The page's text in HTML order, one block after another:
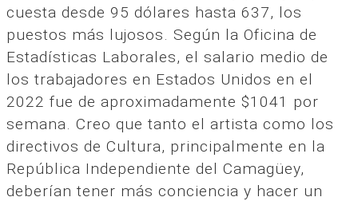
cuesta desde 95 dólares hasta 637, los
puestos más lujosos. Según la Oficina de
Estadísticas Laborales, el salario medio de
los trabajadores en Estados Unidos en el
2022 fue de aproximadamente $1041 por
semana. Creo que tanto el artista como los
directivos de Cultura, principalmente en la
República Independiente del Camagüey,
deberían tener más conciencia y hacer un